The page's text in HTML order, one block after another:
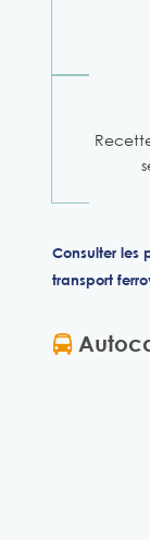
Consulter les
transport